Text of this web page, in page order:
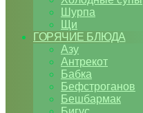
Шурпа
Щи
ГОРЯЧИЕ БЛЮДА
Азу
Антрекот
Бабка
Бефстроганов
Бешбармак